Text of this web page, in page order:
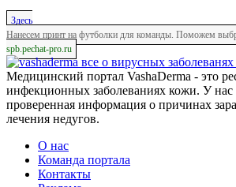
Здесь
Нанесем принт на футболки для команды. Поможем
spb.pechat-pro.ru
все о вирусных
Медицинский портал VashaDerma - это
инфекционных заболеваниях кожи. У нас
проверенная информация о причинах
лечения недугов.
О нас
Команда портала
Контакты